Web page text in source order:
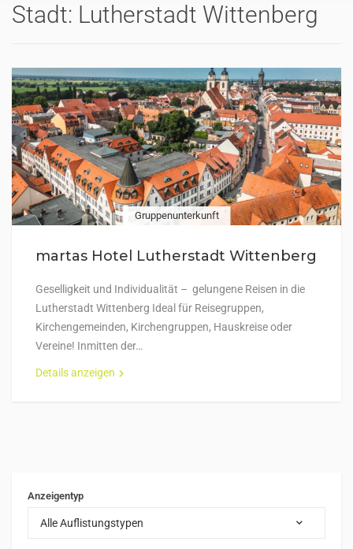
Stadt: Lutherstadt Wittenberg
Gruppenunterkunft
martas Hotel Lutherstadt Wittenberg
Geselligkeit und Individualität – gelungene Reisen in die
Lutherstadt Wittenberg Ideal für Reisegruppen,
Kirchengemeinden, Kirchengruppen, Hauskreise oder
Vereine! Inmitten der…
Details anzeigen
Anzeigentyp
Alle Auflistungstypen